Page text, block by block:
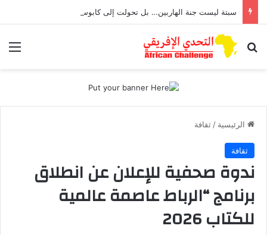
بحث عن
الرئيسية / ثقافة
ثقافة
ندوة صحفية للإعلان عن انطلاق
برنامج “الرباط عاصمة عالمية
للكتاب 2026